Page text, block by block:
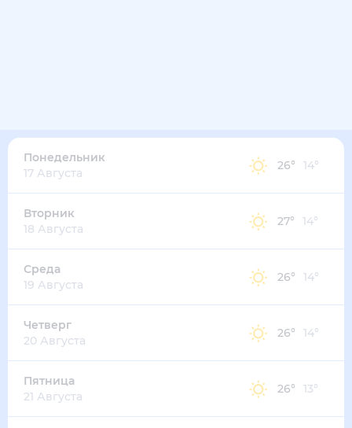
Понедельник
17 Августа
26° 14°
Вторник
18 Августа
27° 14°
Среда
19 Августа
26° 14°
Четверг
20 Августа
26° 14°
Пятница
21 Августа
26° 13°